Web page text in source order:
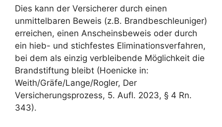
Dies kann der Versicherer durch einen
unmittelbaren Beweis (z.B. Brandbeschleuniger)
erreichen, einen Anscheinsbeweis oder durch
ein hieb- und stichfestes Eliminationsverfahren,
bei dem als einzig verbleibende Möglichkeit die
Brandstiftung bleibt (Hoenicke in:
Weith/Gräfe/Lange/Rogler, Der
Versicherungsprozess, 5. Aufl. 2023, § 4 Rn.
343).